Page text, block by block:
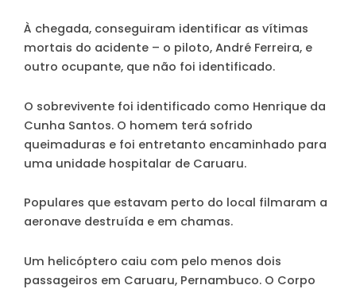
À chegada, conseguiram identificar as vítimas
mortais do acidente – o piloto, André Ferreira, e
outro ocupante, que não foi identificado.
O sobrevivente foi identificado como Henrique da
Cunha Santos. O homem terá sofrido
queimaduras e foi entretanto encaminhado para
uma unidade hospitalar de Caruaru.
Populares que estavam perto do local filmaram a
aeronave destruída e em chamas.
Um helicóptero caiu com pelo menos dois
passageiros em Caruaru, Pernambuco. O Corpo